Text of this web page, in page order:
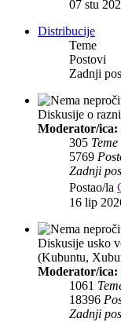
07 stu
Distribucije
Teme
Postovi
Zadnji
Diskusije o
Moderator/ica:
305 Teme
5769
Zadnji
Postao/la
16 lip
Diskusije usko
(Kubuntu,
Moderator/ica:
1061
18396
Zadnji